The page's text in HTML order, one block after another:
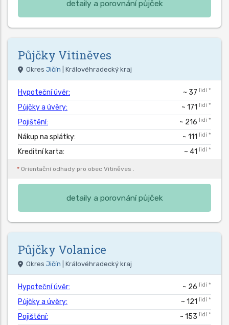
detaily a porovnání půjček
Půjčky Vitiněves
Okres Jičín | Královéhradecký kraj
Hypoteční úvěr: ~ 37 lidí *
Půjčky a úvěry: ~ 171 lidí *
Pojištění: ~ 216 lidí *
Nákup na splátky: ~ 111 lidí *
Kreditní karta: ~ 41 lidí *
* Orientační odhady pro obec Vitiněves .
detaily a porovnání půjček
Půjčky Volanice
Okres Jičín | Královéhradecký kraj
Hypoteční úvěr: ~ 26 lidí *
Půjčky a úvěry: ~ 121 lidí *
Pojištění: ~ 153 lidí *